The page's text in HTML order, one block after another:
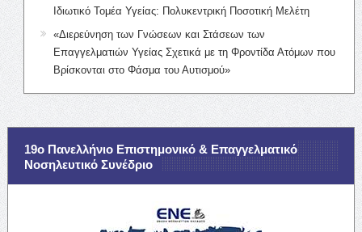
Ιδιωτικό Τομέα Υγείας: Πολυκεντρική Ποσοτική Μελέτη
«Διερεύνηση των Γνώσεων και Στάσεων των
Επαγγελματιών Υγείας Σχετικά με τη Φροντίδα Ατόμων που
Βρίσκονται στο Φάσμα του Αυτισμού»
19ο Πανελλήνιο Επιστημονικό & Επαγγελματικό
Νοσηλευτικό Συνέδριο